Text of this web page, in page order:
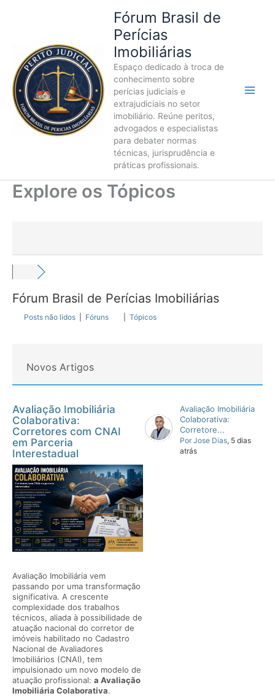
conteúdo
Fórum Brasil de
Perícias
Imobiliárias
Espaço dedicado à troca de
conhecimento sobre
perícias judiciais e
extrajudiciais no setor
imobiliário. Reúne peritos,
advogados e especialistas
para debater normas
técnicas, jurisprudência e
práticas profissionais.
Explore os Tópicos
Fórum Brasil de Perícias Imobiliárias
Posts não lidos Fóruns Tópicos
Novos Artigos
Avaliação Imobiliária
Colaborativa:
Corretores com CNAI
em Parceria
Interestadual
Avaliação Imobiliária vem
passando por uma transformação
significativa. A crescente
complexidade dos trabalhos
técnicos, aliada à possibilidade de
atuação nacional do corretor de
imóveis habilitado no Cadastro
Nacional de Avaliadores
Imobiliários (CNAI), tem
impulsionado um novo modelo de
atuação profissional: a Avaliação
Imobiliária Colaborativa.
Avaliação Imobiliária
Colaborativa:
Corretore...
Por Jose Dias, 5 dias
atrás